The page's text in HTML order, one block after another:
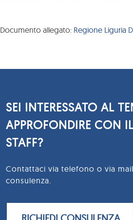
Documento allegato: Regione Liguria
SEI INTERESSATO AL
APPROFONDIRE CON
STAFF?
Contattaci via telefono o via
consulenza.